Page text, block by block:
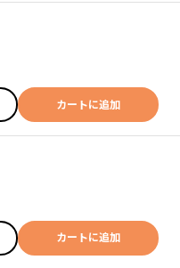
カートに追加
カートに追加